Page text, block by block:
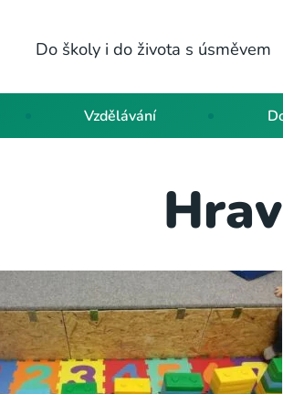
Do školy i do života s úsměvem
Vzdělávání